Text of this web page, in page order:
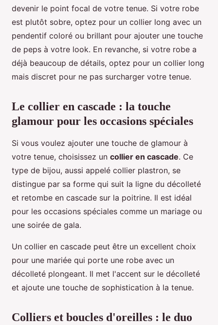
devenir le point focal de votre tenue. Si votre robe
est plutôt sobre, optez pour un collier long avec un
pendentif coloré ou brillant pour ajouter une touche
de peps à votre look. En revanche, si votre robe a
déjà beaucoup de détails, optez pour un collier long
mais discret pour ne pas surcharger votre tenue.
Le collier en cascade : la touche
glamour pour les occasions spéciales
Si vous voulez ajouter une touche de glamour à
votre tenue, choisissez un collier en cascade. Ce
type de bijou, aussi appelé collier plastron, se
distingue par sa forme qui suit la ligne du décolleté
et retombe en cascade sur la poitrine. Il est idéal
pour les occasions spéciales comme un mariage ou
une soirée de gala.
Un collier en cascade peut être un excellent choix
pour une mariée qui porte une robe avec un
décolleté plongeant. Il met l'accent sur le décolleté
et ajoute une touche de sophistication à la tenue.
Colliers et boucles d'oreilles : le duo